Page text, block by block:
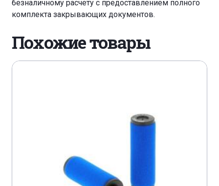
безналичному расчету с предоставлением полного
комплекта закрывающих документов.
Похожие товары